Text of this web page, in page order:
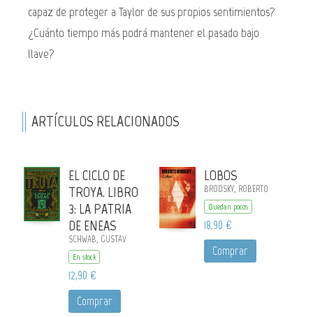
capaz de proteger a Taylor de sus propios sentimientos?
¿Cuánto tiempo más podrá mantener el pasado bajo
llave?
ARTÍCULOS RELACIONADOS
EL CICLO DE
TROYA. LIBRO
3: LA PATRIA
DE ENEAS
SCHWAB, GUSTAV
En stock
12,90 €
Comprar
LOBOS
BRODSKY, ROBERTO
Quedan pocos
18,90 €
Comprar